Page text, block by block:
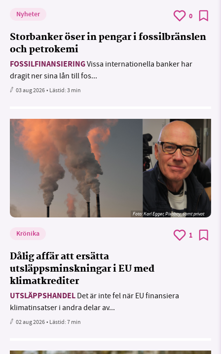
Nyheter 0
Storbanker öser in pengar i fossilbränslen
och petrokemi
FOSSILFINANSIERINGVissa internationella banker har
dragit ner sina lån till fos...
03 aug 2026• Lästid:3 min
Foto:Karl Egger, Pixabay, samt privat
Krönika 1
Dålig affär att ersätta
utsläppsminskningar i EU med
klimatkrediter
UTSLÄPPSHANDEL Det är inte fel när EU finansiera
klimatinsatser i andra delar av...
02 aug 2026• Lästid:7 min